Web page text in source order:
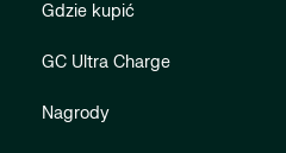
Gdzie kupić
GC Ultra Charge
Nagrody